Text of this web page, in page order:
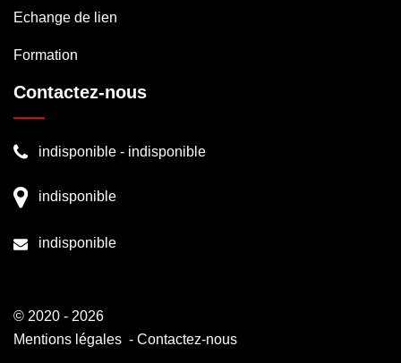
Echange de lien
Formation
Contactez-nous
indisponible - indisponible
indisponible
indisponible
© 2020 - 2026
Mentions légales - Contactez-nous